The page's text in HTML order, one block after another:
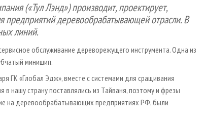
(«Тул Лэнд») производит, проектирует,
предприятий деревообрабатывающей отрасли. В
линий.
обслуживание дереворежущего инструмента. Одна из
минишип.
ГК «Глобал Эдж», вместе с системами для сращивания
нашу страну поставлялись из Тайваня, поэтому и фрезы
на деревообрабатывающих предприятиях РФ, были